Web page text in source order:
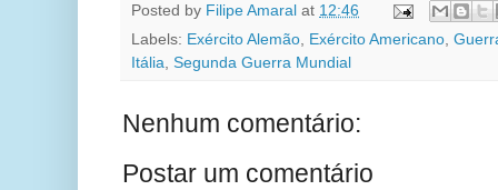
Posted by Filipe Amaral at 12:46
Labels: Exército Alemão, Exército Americano,
Itália, Segunda Guerra Mundial
Nenhum comentário:
Postar um comentário